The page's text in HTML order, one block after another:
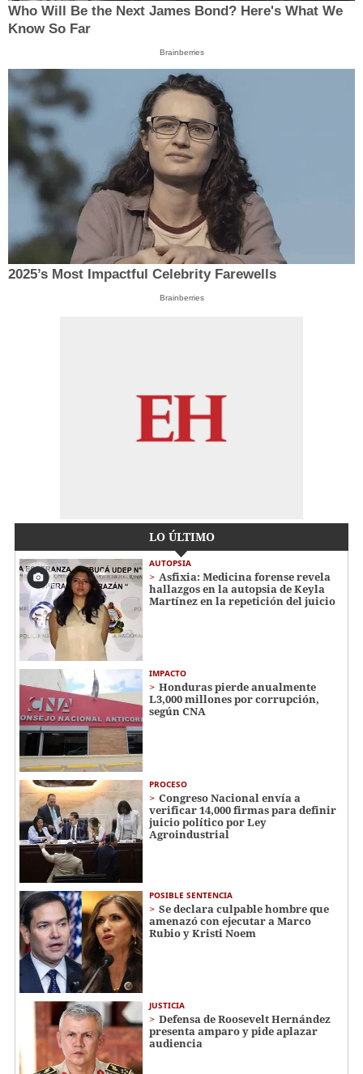
Who Will Be the Next James Bond? Here's What We
Know So Far
Brainberries
2025’s Most Impactful Celebrity Farewells
Brainberries
LO ÚLTIMO
AUTOPSIA
Asfixia: Medicina forense revela
hallazgos en la autopsia de Keyla
Martínez en la repetición del juicio
IMPACTO
Honduras pierde anualmente
L3,000 millones por corrupción,
según CNA
PROCESO
Congreso Nacional envía a
verificar 14,000 firmas para definir
juicio político por Ley
Agroindustrial
POSIBLE SENTENCIA
Se declara culpable hombre que
amenazó con ejecutar a Marco
Rubio y Kristi Noem
JUSTICIA
Defensa de Roosevelt Hernández
presenta amparo y pide aplazar
audiencia